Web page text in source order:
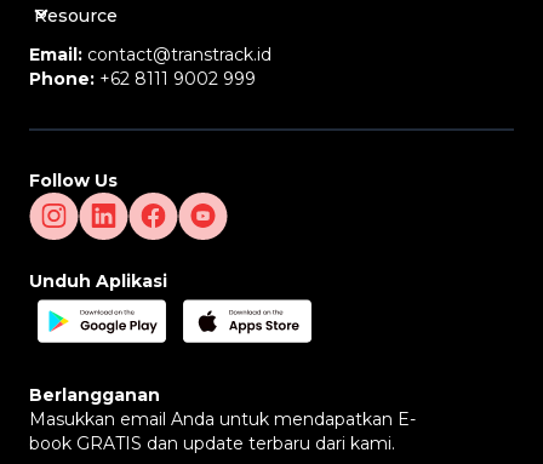
Resource
Email: contact@transtrack.id
Phone: +62 8111 9002 999
Follow Us
Unduh Aplikasi
Berlangganan
Masukkan email Anda untuk mendapatkan E-
book GRATIS dan update terbaru dari kami.